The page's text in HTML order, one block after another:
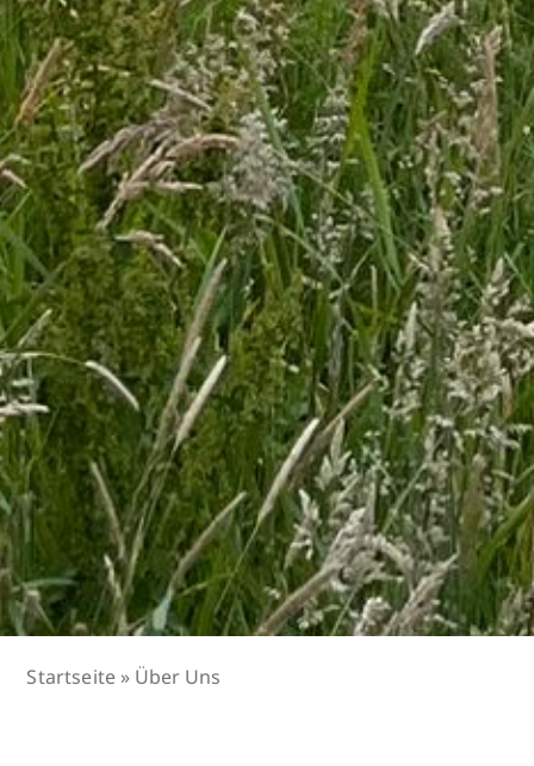
Startseite » Über Uns